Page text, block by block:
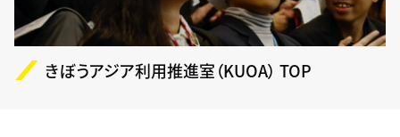
きぼうアジア利用推進室（KUOA） TOP